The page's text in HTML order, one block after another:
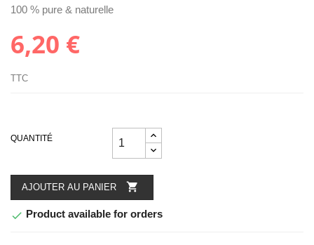
100 % pure & naturelle
6,20 €
TTC
QUANTITÉ
AJOUTER AU PANIER 
 Product available for orders